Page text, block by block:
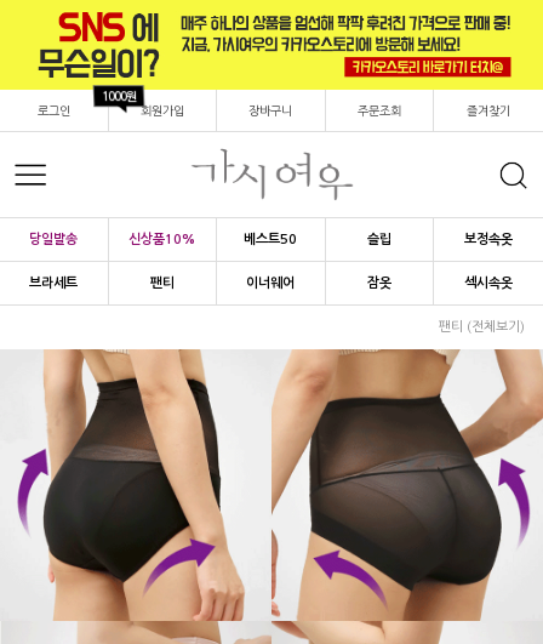
로그인 회원가입
1000원
장바구니 주문조회 즐겨찾기
당일발송 신상품10% 베스트50 슬립 보정속옷
브라세트 팬티 이너웨어 잠옷 섹시속옷
팬티 (전체보기)